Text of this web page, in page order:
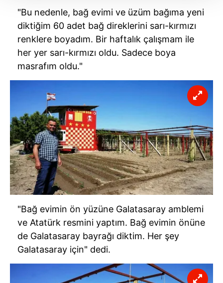
takdirde, kullanıcılara hedefli reklamlar
gösterilmeyecektir."
Sizlere daha iyi bir hizmet sunabilmek için İnternet
Sitemizde kendimize ve üçüncü kişilere ait çerezler
verileriniz işlenmekte olup gerekli olan çerezler bilgi
toplumu hizmetlerinin sunulması amacıyla
kullanılmaktadır. Diğer çerezler, sitemizin daha işlevsel
kılınması ve kişiselleştirilmesi ve sizlere yönelik
reklam/pazarlama faaliyetlerinin yapılması, amaçlarıyla
sınırlı olarak açık rızanız dahilinde kullanılacaktır.
Çerezlere ilişkin tercihlerinizi aşağıda yer alan panel
vasıtasıyla belirleyebilirsiniz. Çerezlere ilişkin detaylı bilgi
için Ayarlar butonuna tıklayabilir,Çerez Bilgilendirme
Metnimiziziyaret edebilirsiniz.
6698 sayılı Kişisel Verilerin Korunması Kanunu uyarınca
hazırlanmış Aydınlatma Metnimizi okumak ve sitemizde
ilgili mevzuata uygun olarak kullanılan çerezlerle ilgili bilgi
tıklayınız.
"Bu nedenle, bağ evimi ve üzüm bağıma yeni
diktiğim 60 adet bağ direklerini sarı-kırmızı
renklere boyadım. Bir haftalık çalışmam ile
her yer sarı-kırmızı oldu. Sadece boya
masrafım oldu."
"Bağ evimin ön yüzüne Galatasaray amblemi
ve Atatürk resmini yaptım. Bağ evimin önüne
de Galatasaray bayrağı diktim. Her şey
Galatasaray için" dedi.